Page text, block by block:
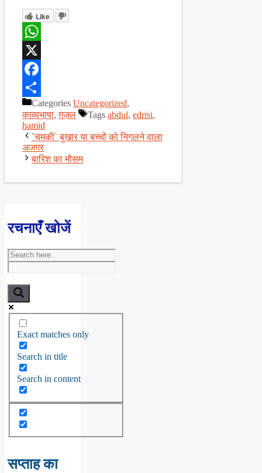
Like
WhatsApp
X
Facebook
ShareCategories Uncategorized,
काव्यभाषा,ग़ज़ल Tags abdul, edrisi,
hamid
`चमकी` बुखार या बच्चों को निगलने वाला
अजगर
बारिश का मौसम
रचनाएँ खोजें
Exact matches only
Search in title
Search in content
सप्ताह का